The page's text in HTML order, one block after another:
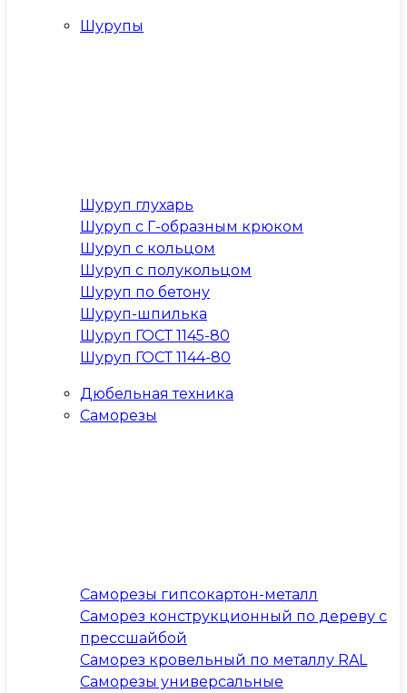
Шурупы
Шуруп глухарь
Шуруп с Г-образным крюком
Шуруп с кольцом
Шуруп с полукольцом
Шуруп по бетону
Шуруп-шпилька
Шуруп ГОСТ 1145-80
Шуруп ГОСТ 1144-80
Дюбельная техника
Саморезы
Саморезы гипсокартон-металл
Саморез конструкционный по дереву с
прессшайбой
Саморез кровельный по металлу RAL
Саморезы универсальные